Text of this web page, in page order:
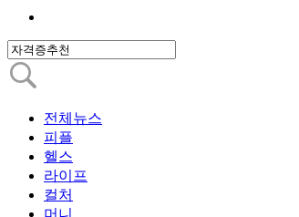
전체뉴스
피플
헬스
라이프
컬처
머니